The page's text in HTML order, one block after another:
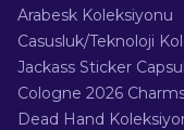
Arabesk Koleksiyonu
Casusluk/Teknoloji
Jackass Sticker
Cologne 2026
Dead Hand